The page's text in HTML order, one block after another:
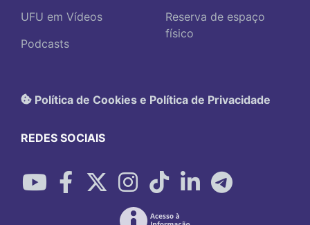
UFU em Vídeos
Podcasts
Reserva de espaço
físico
Política de Cookies e Política de Privacidade
REDES SOCIAIS